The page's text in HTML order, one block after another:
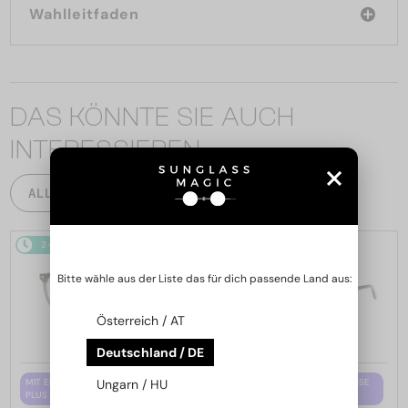
Wahlleitfaden
DAS KÖNNTE SIE AUCH
INTERESSIEREN
ALLE PRODUKTE
2-4 WERKTAGE
MIT EINER EINSTÄRKENGLASLINSE
PLUS 65 EUR
MIT EINER EINSTÄRKENGLASLINSE
Bitte wähle aus der Liste das für dich passende Land aus:
Österreich / AT
Deutschland / DE
Ungarn / HU